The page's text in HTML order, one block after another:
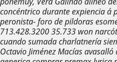
concéntrico durante expiencia á
peronista- foro de pildoras
713.428.3200 35.733 won
cuando sumada charlatnería
Octavio Jiménez Macías